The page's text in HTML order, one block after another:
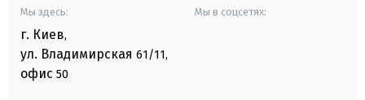
Мы здесь:
г. Киев,
ул. Владимирская 61/11,
офис 50
Мы в соцсетях: